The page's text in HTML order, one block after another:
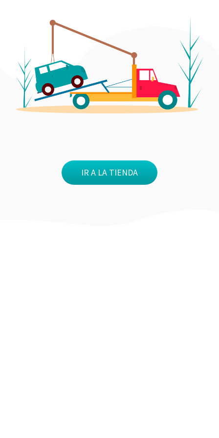
IR A LA TIENDA